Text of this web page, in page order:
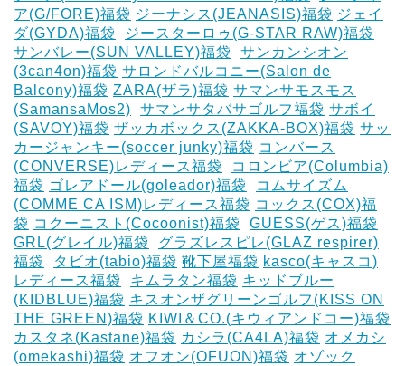
ア(G/FORE)福袋 ジーナシス(JEANASIS)福袋 ジェイ
ダ(GYDA)福袋
ジースターロゥ(G-STAR RAW)福袋
サンバレー(SUN VALLEY)福袋
サンカンシオン
(3can4on)福袋 サロンドバルコニー(Salon de
Balcony)福袋 ZARA(ザラ)福袋 サマンサモスモス
(SamansaMos2)
サマンサタバサゴルフ福袋 サボイ
(SAVOY)福袋 ザッカボックス(ZAKKA-BOX)福袋 サッ
カージャンキー(soccer junky)福袋 コンバース
(CONVERSE)レディース福袋
コロンビア(Columbia)
福袋 ゴレアドール(goleador)福袋
コムサイズム
(COMME CA ISM)レディース福袋 コックス(COX)福
袋 コクーニスト(Cocoonist)福袋
GUESS(ゲス)福袋
GRL(グレイル)福袋
グラズレスピレ(GLAZ respirer)
福袋
タビオ(tabio)福袋 靴下屋福袋 kasco(キャスコ)
レディース福袋
キムラタン福袋 キッドブルー
(KIDBLUE)福袋 キスオンザグリーンゴルフ(KISS ON
THE GREEN)福袋 KIWI＆CO.(キウィアンドコー)福袋
カスタネ(Kastane)福袋 カシラ(CA4LA)福袋 ‎オメカシ
(omekashi)福袋 オフオン(OFUON)福袋 オゾック